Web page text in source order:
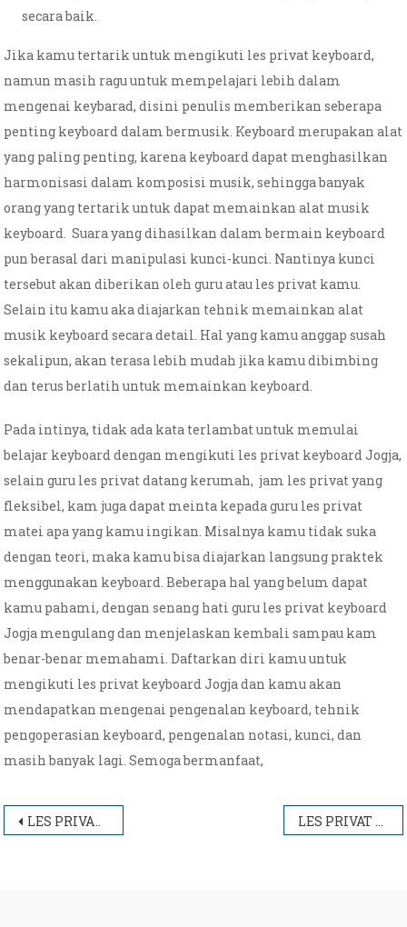
secara baik.
Jika kamu tertarik untuk mengikuti les privat keyboard,
namun masih ragu untuk mempelajari lebih dalam
mengenai keybarad, disini penulis memberikan seberapa
penting keyboard dalam bermusik. Keyboard merupakan alat
yang paling penting, karena keyboard dapat menghasilkan
harmonisasi dalam komposisi musik, sehingga banyak
orang yang tertarik untuk dapat memainkan alat musik
keyboard. Suara yang dihasilkan dalam bermain keyboard
pun berasal dari manipulasi kunci-kunci. Nantinya kunci
tersebut akan diberikan oleh guru atau les privat kamu.
Selain itu kamu aka diajarkan tehnik memainkan alat
musik keyboard secara detail. Hal yang kamu anggap susah
sekalipun, akan terasa lebih mudah jika kamu dibimbing
dan terus berlatih untuk memainkan keyboard.
Pada intinya, tidak ada kata terlambat untuk memulai
belajar keyboard dengan mengikuti les privat keyboard Jogja,
selain guru les privat datang kerumah, jam les privat yang
fleksibel, kam juga dapat meinta kepada guru les privat
matei apa yang kamu ingikan. Misalnya kamu tidak suka
dengan teori, maka kamu bisa diajarkan langsung praktek
menggunakan keyboard. Beberapa hal yang belum dapat
kamu pahami, dengan senang hati guru les privat keyboard
Jogja mengulang dan menjelaskan kembali sampau kam
benar-benar memahami. Daftarkan diri kamu untuk
mengikuti les privat keyboard Jogja dan kamu akan
mendapatkan mengenai pengenalan keyboard, tehnik
pengoperasian keyboard, pengenalan notasi, kunci, dan
masih banyak lagi. Semoga bermanfaat,
Post
LES PRIVAT VOKAL JOGJA LES PRIVAT DRUM JOGJA